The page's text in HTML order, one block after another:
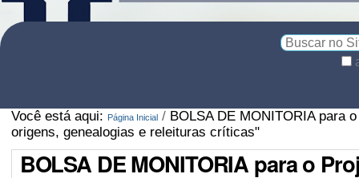
Você está aqui: Página Inicial / BOLSA DE MONITORIA para
origens, genealogias e releituras críticas"
BOLSA DE MONITORIA para o